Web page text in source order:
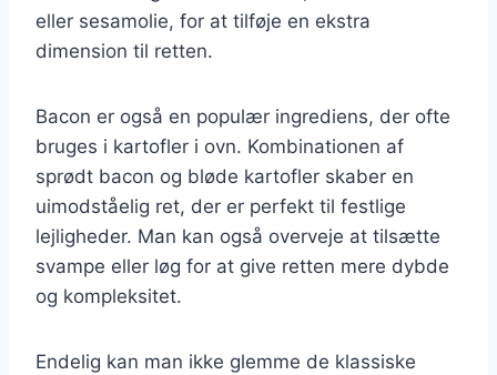
eller sesamolie, for at tilføje en ekstra
dimension til retten.
Bacon er også en populær ingrediens, der ofte
bruges i kartofler i ovn. Kombinationen af
sprødt bacon og bløde kartofler skaber en
uimodståelig ret, der er perfekt til festlige
lejligheder. Man kan også overveje at tilsætte
svampe eller løg for at give retten mere dybde
og kompleksitet.
Endelig kan man ikke glemme de klassiske